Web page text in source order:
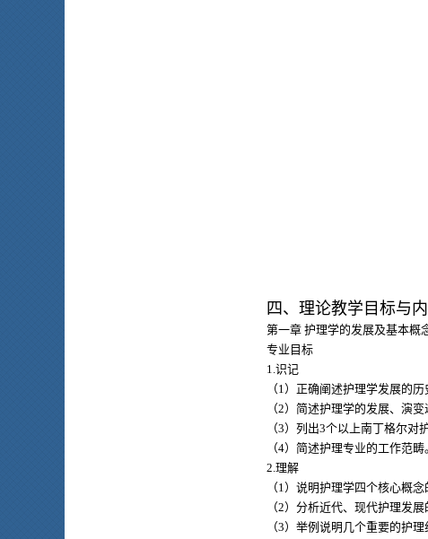
四、理论教学目标与
第一章 护理学的发展及基本概
专业目标
1.识记
（1）正确阐述护理学发展的历
（2）简述护理学的发展、演
（3）列出3个以上南丁格尔对
（4）简述护理专业的工作范畴
2.理解
（1）说明护理学四个核心概
（2）分析近代、现代护理发
（3）举例说明几个重要的护